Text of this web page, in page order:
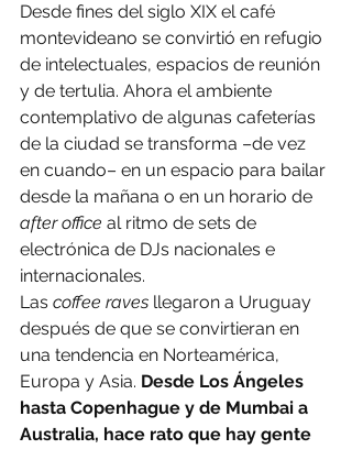
Desde fines del siglo XIX el café
montevideano se convirtió en refugio
de intelectuales, espacios de reunión
y de tertulia. Ahora el ambiente
contemplativo de algunas cafeterías
de la ciudad se transforma –de vez
en cuando– en un espacio para bailar
desde la mañana o en un horario de
after office al ritmo de sets de
electrónica de DJs nacionales e
internacionales.
Las coffee raves llegaron a Uruguay
después de que se convirtieran en
una tendencia en Norteamérica,
Europa y Asia. Desde Los Ángeles
hasta Copenhague y de Mumbai a
Australia, hace rato que hay gente